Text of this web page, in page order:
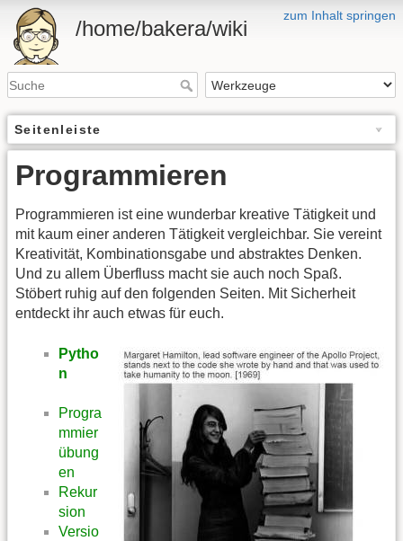
zum Inhalt springen
/home/bakera/wiki
Seitenleiste
Programmieren
Programmieren ist eine wunderbar kreative Tätigkeit und
mit kaum einer anderen Tätigkeit vergleichbar. Sie vereint
Kreativität, Kombinationsgabe und abstraktes Denken.
Und zu allem Überfluss macht sie auch noch Spaß.
Stöbert ruhig auf den folgenden Seiten. Mit Sicherheit
entdeckt ihr auch etwas für euch.
Pytho
n
Progra
mmier
übung
en
Rekur
sion
Versio